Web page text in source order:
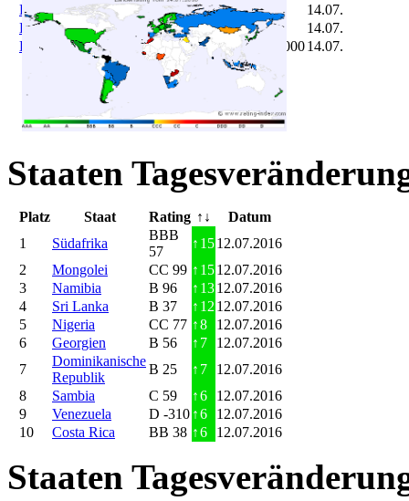
DAIMLER
DE0007100000 46,047
14.07.
Brent Oil
DE000A0KRKM571,382
14.07.
Bitcoin
BITCOIN 185.899,00014.07.
Staaten
Platz Staat Rating ↑↓
Datum
1
Südafrika
BBB
57
↑ 1512.07.2016
2
Mongolei CC 99 ↑ 1512.07.2016
3
Namibia B 96 ↑ 1312.07.2016
4
Sri Lanka B 37 ↑ 12 12.07.2016
5
Nigeria CC 77 ↑8
12.07.2016
6
Georgien B 56 ↑ 7
12.07.2016
7
Dominikanische
Republik
B 25 ↑ 7
12.07.2016
8
Sambia C 59 ↑6
12.07.2016
9
Venezuela D -310 ↑6
12.07.2016
10
Costa Rica BB 38 ↑6 12.07.2016
Staaten